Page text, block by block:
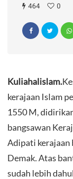
464 0
Kuliahalislam.
kerajaan Islam
1550 M,
bangsawan
Adipati
Demak. Atas
sudah lebih